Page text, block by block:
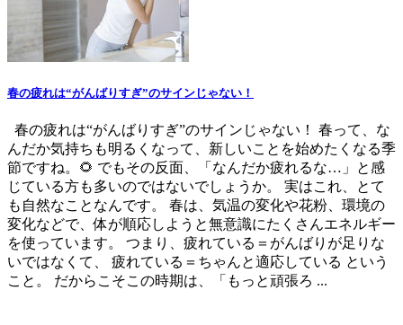
春の疲れは“がんばりすぎ”のサインじゃない！
春の疲れは“がんばりすぎ”のサインじゃない！ 春って、な
んだか気持ちも明るくなって、新しいことを始めたくなる季
節ですね。🌻 でもその反面、「なんだか疲れるな…」と感
じている方も多いのではないでしょうか。 実はこれ、とて
も自然なことなんです。 春は、気温の変化や花粉、環境の
変化などで、体が順応しようと無意識にたくさんエネルギー
を使っています。 つまり、疲れている＝がんばりが足りな
いではなくて、 疲れている＝ちゃんと適応している という
こと。 だからこそこの時期は、「もっと頑張ろ ...